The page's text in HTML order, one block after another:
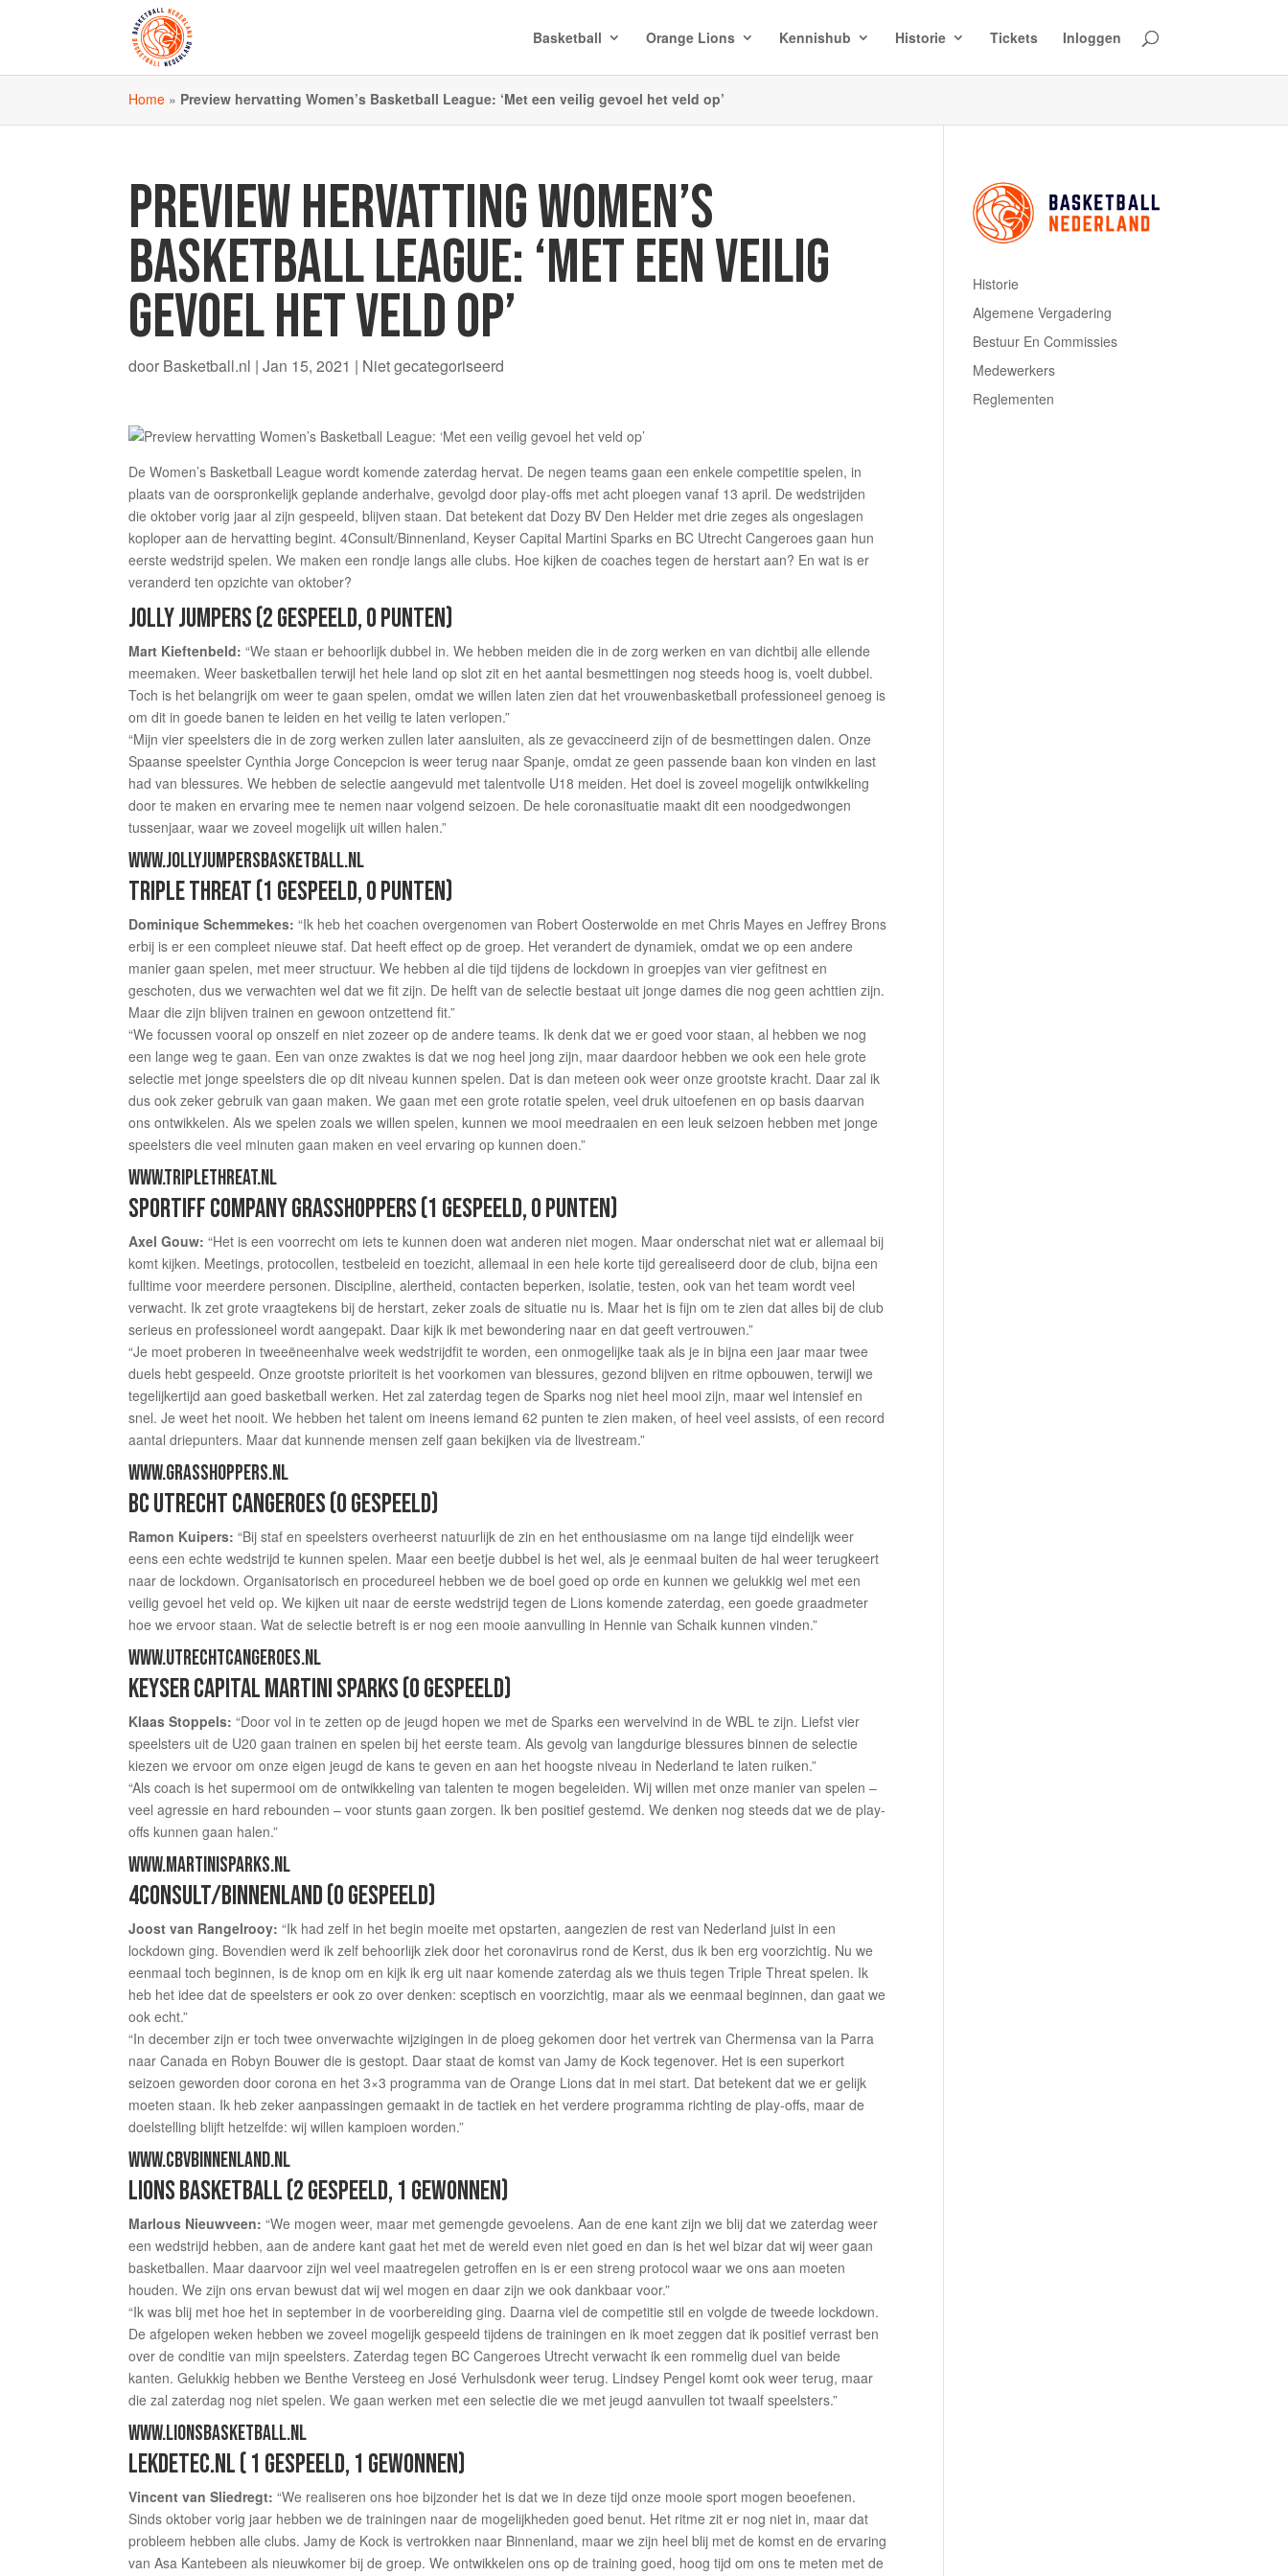
Basketball Orange Lions Kennishub Historie Tickets Inloggen
Home » Preview hervatting Women’s Basketball League: ‘Met een veilig gevoel het veld op’
PREVIEW HERVATTING WOMEN’S
BASKETBALL LEAGUE: ‘MET EEN VEILIG
GEVOEL HET VELD OP’
door Basketball.nl |Jan 15, 2021 | Niet gecategoriseerd
De Women’s Basketball League wordt komende zaterdag hervat. De negen teams gaan een enkele competitie spelen, in
plaats van de oorspronkelijk geplande anderhalve, gevolgd door play-offs met acht ploegen vanaf 13 april. De wedstrijden
die oktober vorig jaar al zijn gespeeld, blijven staan. Dat betekent dat Dozy BV Den Helder met drie zeges als ongeslagen
koploper aan de hervatting begint. 4Consult/Binnenland, Keyser Capital Martini Sparks en BC Utrecht Cangeroes gaan hun
eerste wedstrijd spelen. We maken een rondje langs alle clubs. Hoe kijken de coaches tegen de herstart aan? En wat is er
veranderd ten opzichte van oktober?
JOLLY JUMPERS (2 GESPEELD, 0 PUNTEN)
Mart Kieftenbeld: “We staan er behoorlijk dubbel in. We hebben meiden die in de zorg werken en van dichtbij alle ellende
meemaken. Weer basketballen terwijl het hele land op slot zit en het aantal besmettingen nog steeds hoog is, voelt dubbel.
Toch is het belangrijk om weer te gaan spelen, omdat we willen laten zien dat het vrouwenbasketball professioneel genoeg is
om dit in goede banen te leiden en het veilig te laten verlopen.”
“Mijn vier speelsters die in de zorg werken zullen later aansluiten, als ze gevaccineerd zijn of de besmettingen dalen. Onze
Spaanse speelster Cynthia Jorge Concepcion is weer terug naar Spanje, omdat ze geen passende baan kon vinden en last
had van blessures. We hebben de selectie aangevuld met talentvolle U18 meiden. Het doel is zoveel mogelijk ontwikkeling
door te maken en ervaring mee te nemen naar volgend seizoen. De hele coronasituatie maakt dit een noodgedwongen
tussenjaar, waar we zoveel mogelijk uit willen halen.”
WWW.JOLLYJUMPERSBASKETBALL.NL
TRIPLE THREAT (1 GESPEELD, 0 PUNTEN)
Dominique Schemmekes: “Ik heb het coachen overgenomen van Robert Oosterwolde en met Chris Mayes en Jeffrey Brons
erbij is er een compleet nieuwe staf. Dat heeft effect op de groep. Het verandert de dynamiek, omdat we op een andere
manier gaan spelen, met meer structuur. We hebben al die tijd tijdens de lockdown in groepjes van vier gefitnest en
geschoten, dus we verwachten wel dat we fit zijn. De helft van de selectie bestaat uit jonge dames die nog geen achttien zijn.
Maar die zijn blijven trainen en gewoon ontzettend fit.”
“We focussen vooral op onszelf en niet zozeer op de andere teams. Ik denk dat we er goed voor staan, al hebben we nog
een lange weg te gaan. Een van onze zwaktes is dat we nog heel jong zijn, maar daardoor hebben we ook een hele grote
selectie met jonge speelsters die op dit niveau kunnen spelen. Dat is dan meteen ook weer onze grootste kracht. Daar zal ik
dus ook zeker gebruik van gaan maken. We gaan met een grote rotatie spelen, veel druk uitoefenen en op basis daarvan
ons ontwikkelen. Als we spelen zoals we willen spelen, kunnen we mooi meedraaien en een leuk seizoen hebben met jonge
speelsters die veel minuten gaan maken en veel ervaring op kunnen doen.”
WWW.TRIPLETHREAT.NL
SPORTIFF COMPANY GRASSHOPPERS (1 GESPEELD, 0 PUNTEN)
Axel Gouw: “Het is een voorrecht om iets te kunnen doen wat anderen niet mogen. Maar onderschat niet wat er allemaal bij
komt kijken. Meetings, protocollen, testbeleid en toezicht, allemaal in een hele korte tijd gerealiseerd door de club, bijna een
fulltime voor meerdere personen. Discipline, alertheid, contacten beperken, isolatie, testen, ook van het team wordt veel
verwacht. Ik zet grote vraagtekens bij de herstart, zeker zoals de situatie nu is. Maar het is fijn om te zien dat alles bij de club
serieus en professioneel wordt aangepakt. Daar kijk ik met bewondering naar en dat geeft vertrouwen.”
“Je moet proberen in tweeëneenhalve week wedstrijdfit te worden, een onmogelijke taak als je in bijna een jaar maar twee
duels hebt gespeeld. Onze grootste prioriteit is het voorkomen van blessures, gezond blijven en ritme opbouwen, terwijl we
tegelijkertijd aan goed basketball werken. Het zal zaterdag tegen de Sparks nog niet heel mooi zijn, maar wel intensief en
snel. Je weet het nooit. We hebben het talent om ineens iemand 62 punten te zien maken, of heel veel assists, of een record
aantal driepunters. Maar dat kunnende mensen zelf gaan bekijken via de livestream.”
WWW.GRASSHOPPERS.NL
BC UTRECHT CANGEROES (0 GESPEELD)
Ramon Kuipers: “Bij staf en speelsters overheerst natuurlijk de zin en het enthousiasme om na lange tijd eindelijk weer
eens een echte wedstrijd te kunnen spelen. Maar een beetje dubbel is het wel, als je eenmaal buiten de hal weer terugkeert
naar de lockdown. Organisatorisch en procedureel hebben we de boel goed op orde en kunnen we gelukkig wel met een
veilig gevoel het veld op. We kijken uit naar de eerste wedstrijd tegen de Lions komende zaterdag, een goede graadmeter
hoe we ervoor staan. Wat de selectie betreft is er nog een mooie aanvulling in Hennie van Schaik kunnen vinden.”
WWW.UTRECHTCANGEROES.NL
KEYSER CAPITAL MARTINI SPARKS (0 GESPEELD)
Klaas Stoppels: “Door vol in te zetten op de jeugd hopen we met de Sparks een wervelvind in de WBL te zijn. Liefst vier
speelsters uit de U20 gaan trainen en spelen bij het eerste team. Als gevolg van langdurige blessures binnen de selectie
kiezen we ervoor om onze eigen jeugd de kans te geven en aan het hoogste niveau in Nederland te laten ruiken.”
“Als coach is het supermooi om de ontwikkeling van talenten te mogen begeleiden. Wij willen met onze manier van spelen –
veel agressie en hard rebounden – voor stunts gaan zorgen. Ik ben positief gestemd. We denken nog steeds dat we de play-
offs kunnen gaan halen.”
WWW.MARTINISPARKS.NL
4CONSULT/BINNENLAND (0 GESPEELD)
Joost van Rangelrooy: “Ik had zelf in het begin moeite met opstarten, aangezien de rest van Nederland juist in een
lockdown ging. Bovendien werd ik zelf behoorlijk ziek door het coronavirus rond de Kerst, dus ik ben erg voorzichtig. Nu we
eenmaal toch beginnen, is de knop om en kijk ik erg uit naar komende zaterdag als we thuis tegen Triple Threat spelen. Ik
heb het idee dat de speelsters er ook zo over denken: sceptisch en voorzichtig, maar als we eenmaal beginnen, dan gaat we
ook echt.”
“In december zijn er toch twee onverwachte wijzigingen in de ploeg gekomen door het vertrek van Chermensa van la Parra
naar Canada en Robyn Bouwer die is gestopt. Daar staat de komst van Jamy de Kock tegenover. Het is een superkort
seizoen geworden door corona en het 3×3 programma van de Orange Lions dat in mei start. Dat betekent dat we er gelijk
moeten staan. Ik heb zeker aanpassingen gemaakt in de tactiek en het verdere programma richting de play-offs, maar de
doelstelling blijft hetzelfde: wij willen kampioen worden.”
WWW.CBVBINNENLAND.NL
LIONS BASKETBALL (2 GESPEELD, 1 GEWONNEN)
Marlous Nieuwveen: “We mogen weer, maar met gemengde gevoelens. Aan de ene kant zijn we blij dat we zaterdag weer
een wedstrijd hebben, aan de andere kant gaat het met de wereld even niet goed en dan is het wel bizar dat wij weer gaan
basketballen. Maar daarvoor zijn wel veel maatregelen getroffen en is er een streng protocol waar we ons aan moeten
houden. We zijn ons ervan bewust dat wij wel mogen en daar zijn we ook dankbaar voor.”
“Ik was blij met hoe het in september in de voorbereiding ging. Daarna viel de competitie stil en volgde de tweede lockdown.
De afgelopen weken hebben we zoveel mogelijk gespeeld tijdens de trainingen en ik moet zeggen dat ik positief verrast ben
over de conditie van mijn speelsters. Zaterdag tegen BC Cangeroes Utrecht verwacht ik een rommelig duel van beide
kanten. Gelukkig hebben we Benthe Versteeg en José Verhulsdonk weer terug. Lindsey Pengel komt ook weer terug, maar
die zal zaterdag nog niet spelen. We gaan werken met een selectie die we met jeugd aanvullen tot twaalf speelsters.”
WWW.LIONSBASKETBALL.NL
LEKDETEC.NL ( 1 GESPEELD, 1 GEWONNEN)
Vincent van Sliedregt: “We realiseren ons hoe bijzonder het is dat we in deze tijd onze mooie sport mogen beoefenen.
Sinds oktober vorig jaar hebben we de trainingen naar de mogelijkheden goed benut. Het ritme zit er nog niet in, maar dat
probleem hebben alle clubs. Jamy de Kock is vertrokken naar Binnenland, maar we zijn heel blij met de komst en de ervaring
van Asa Kantebeen als nieuwkomer bij de groep. We ontwikkelen ons op de training goed, hoog tijd om ons te meten met de
Historie
Algemene Vergadering
Bestuur En Commissies
Medewerkers
Reglementen